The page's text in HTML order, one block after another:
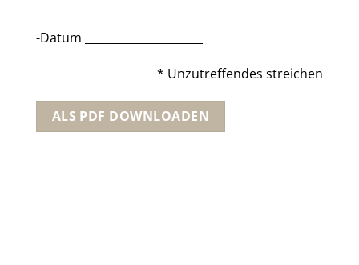
-Datum _____________________
* Unzutreffendes streichen
ALS PDF DOWNLOADEN